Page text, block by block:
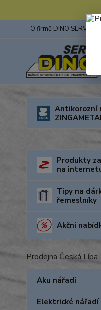
O firmě DINO SERVIS
Antikorozní
Produkty
na
Tipy na
řemeslníky
Akční
Prodejna Česká Lípa
Aku nářadí
Elektrické nářadí